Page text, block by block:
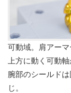
可動域。肩アー
上方に動く可動
腕部のシールド
じ。